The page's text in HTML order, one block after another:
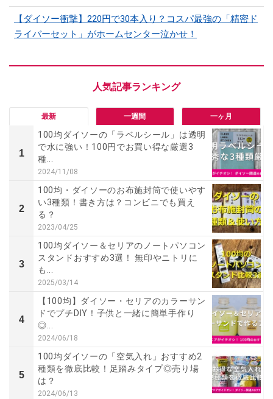
【ダイソー衝撃】220円で30本入り？コスパ最強の「精密ド
ライバーセット」がホームセンター泣かせ！
最新 一週間 一ヶ月
1
100均ダイソーの「ラベルシール」は透明
で水に強い！100円でお買い得な厳選3
種...
2024/11/08
2
100均・ダイソーのお布施封筒で使いやす
い3種類！書き方は？コンビニでも買え
る？
2023/04/25
3
100均ダイソー＆セリアのノートパソコン
スタンドおすすめ3選！ 無印やニトリに
も...
2025/03/14
4
【100均】ダイソー・セリアのカラーサン
ドでプチDIY！子供と一緒に簡単手作り
◎...
2024/06/18
5
100均ダイソーの「空気入れ」おすすめ2
種類を徹底比較！足踏みタイプ◎売り場
は？
2024/06/13